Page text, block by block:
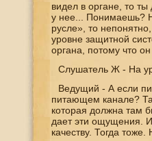
видел в органе, то
у нее... Понимаешь?
русле», то
уровне защитной
органа, потому что
Слушатель Ж - На
Ведущий - А если
питающем канале?
которая должна там
дает эти ощущения.
качеству. Тогда